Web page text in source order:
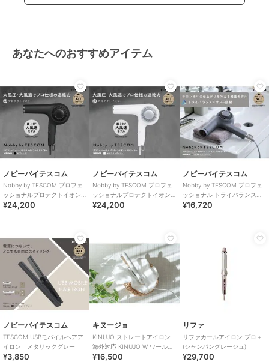
保証期間：2年間
ショップ テスコムオンラインショップ
商品カテゴリ
すべての美容家電・ビューティー
ケアグッズ ／美容家電・ビュー
ティーケアグッズ
性別タイプ
レディース
すべての美容家電・ビューティー
ケアグッズ ／
美容家電・ビュー
ティーケアグッズ
カラー ブラック
あなたへのおすすめアイテム
ノビーバイテスコム
Nobby by TESCOM プロフェ
ッショナルプロテクトイオン
ヘアードライヤー ブラック
¥24,200
ノビーバイテスコム
Nobby by TESCOM プロフェ
ッショナルプロテクトイオン
ヘアードライヤー ホワイトア
¥24,200
ノビーバイテスコム
Nobby by TESCOM プロフェ
ッショナル トライバランスイ
オン(TM) ヘアドライヤー
¥16,720
ノビーバイテスコム
TESCOM USBモバイルヘアア
イロン メタリックグレー
¥3,850
キヌージョ
KINUJO ストレートアイロン
海外対応 KINUJO W ワールド
ワイドモデル ホワイト
¥16,500
リファ
リファカールアイロン プロ＋
(シャンパングレージュ)
¥29,700